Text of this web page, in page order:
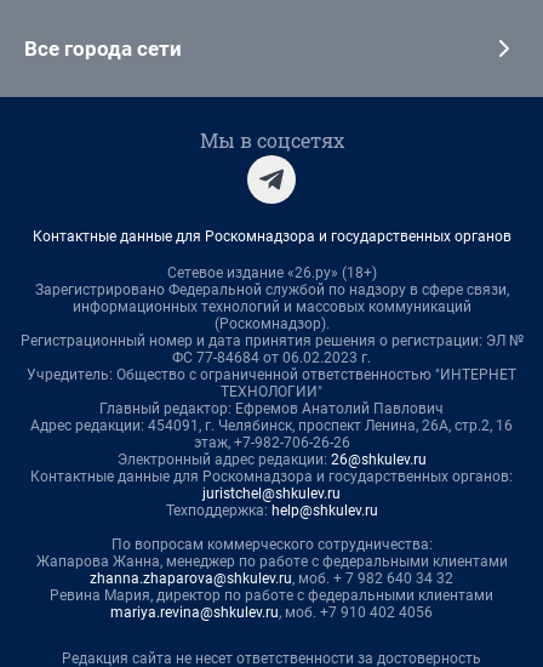
Все города сети
Мы в соцсетях
Контактные данные для Роскомнадзора и государственных органов
Сетевое издание «26.ру» (18+)
Зарегистрировано Федеральной службой по надзору в сфере связи,
информационных технологий и массовых коммуникаций
(Роскомнадзор).
Регистрационный номер и дата принятия решения о регистрации: ЭЛ №
ФС 77-84684 от 06.02.2023 г.
Учредитель: Общество с ограниченной ответственностью "ИНТЕРНЕТ
ТЕХНОЛОГИИ"
Главный редактор: Ефремов Анатолий Павлович
Адрес редакции: 454091, г. Челябинск, проспект Ленина, 26А, стр.2, 16
этаж, +7-982-706-26-26
Электронный адрес редакции: 26@shkulev.ru
Контактные данные для Роскомнадзора и государственных органов:
juristchel@shkulev.ru
Техподдержка: help@shkulev.ru
По вопросам коммерческого сотрудничества:
Жапарова Жанна, менеджер по работе с федеральными клиентами
zhanna.zhaparova@shkulev.ru, моб. + 7 982 640 34 32
Ревина Мария, директор по работе с федеральными клиентами
mariya.revina@shkulev.ru, моб. +7 910 402 4056
Редакция сайта не несет ответственности за достоверность